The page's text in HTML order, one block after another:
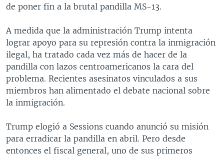
FORO [RADIO]
DEPORTIVO INTERNACIONAL
NOTA ECONÓMICA
ENTRETENIMIENTO
de poner fin a la brutal pandilla MS-13.
A medida que la administración Trump intenta
lograr apoyo para su represión contra la inmigración
ilegal, ha tratado cada vez más de hacer de la
pandilla con lazos centroamericanos la cara del
problema. Recientes asesinatos vinculados a sus
miembros han alimentado el debate nacional sobre
la inmigración.
Trump elogió a Sessions cuando anunció su misión
para erradicar la pandilla en abril. Pero desde
entonces el fiscal general, uno de sus primeros